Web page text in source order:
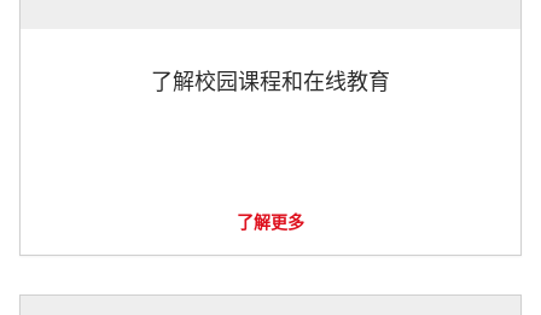
了解校园课程和在线教育
了解更多